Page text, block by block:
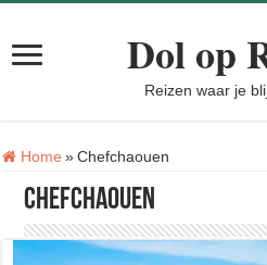
Dol op
Reizen waar je
Home »Tag:
Chefchaouen
Chefchaouen